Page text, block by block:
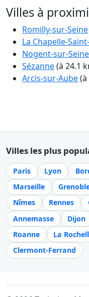
Villes à
Romilly-sur-Seine
La Chapelle-
Nogent-sur-Seine
Sézanne(à 24.1
Arcis-sur-Aube
Villes les plus
Paris Lyon
Marseille
Nîmes
Rennes
Annemasse
Dijon
Roanne
La
Clermont-Ferrand